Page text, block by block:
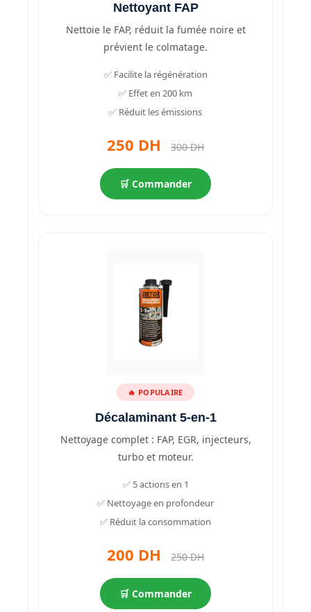
Nettoyant FAP
Nettoie le FAP, réduit la fumée noire et
prévient le colmatage.
✅ Facilite la régénération
✅ Effet en 200 km
✅ Réduit les émissions
250 DH 300 DH
🛒 Commander
🔥 POPULAIRE
Décalaminant 5-en-1
Nettoyage complet : FAP, EGR, injecteurs,
turbo et moteur.
✅ 5 actions en 1
✅ Nettoyage en profondeur
✅ Réduit la consommation
200 DH 250 DH
🛒 Commander